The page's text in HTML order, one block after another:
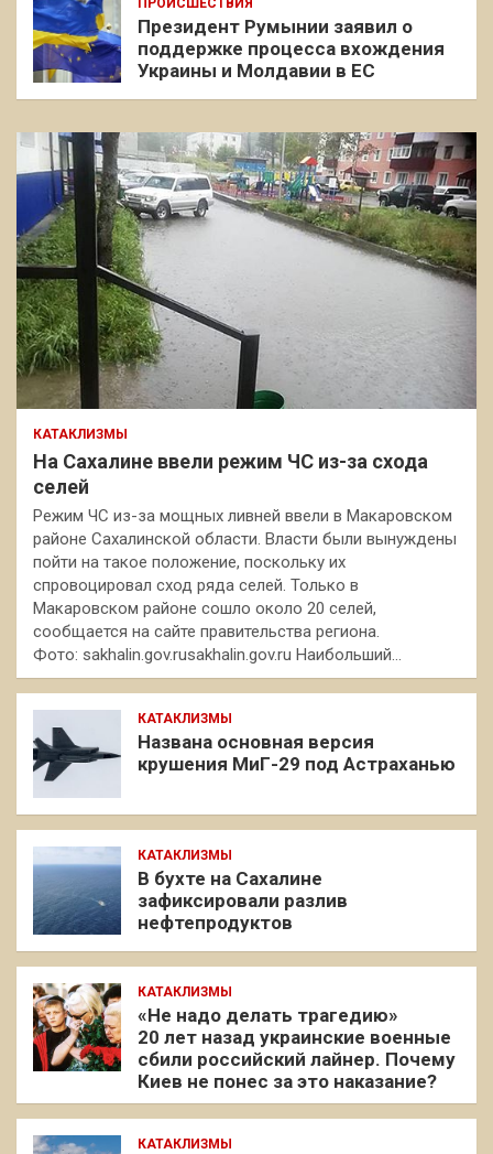
ПРОИСШЕСТВИЯ
Президент Румынии заявил о
поддержке процесса вхождения
Украины и Молдавии в ЕС
КАТАКЛИЗМЫ
На Сахалине ввели режим ЧС из-за схода
селей
Режим ЧС из-за мощных ливней ввели в Макаровском
районе Сахалинской области. Власти были вынуждены
пойти на такое положение, поскольку их
спровоцировал сход ряда селей. Только в
Макаровском районе сошло около 20 селей,
сообщается на сайте правительства региона.
Фото: sakhalin.gov.rusakhalin.gov.ru Наибольший…
КАТАКЛИЗМЫ
Названа основная версия
крушения МиГ-29 под Астраханью
КАТАКЛИЗМЫ
В бухте на Сахалине
зафиксировали разлив
нефтепродуктов
КАТАКЛИЗМЫ
«Не надо делать трагедию»
20 лет назад украинские военные
сбили российский лайнер. Почему
Киев не понес за это наказание?
КАТАКЛИЗМЫ